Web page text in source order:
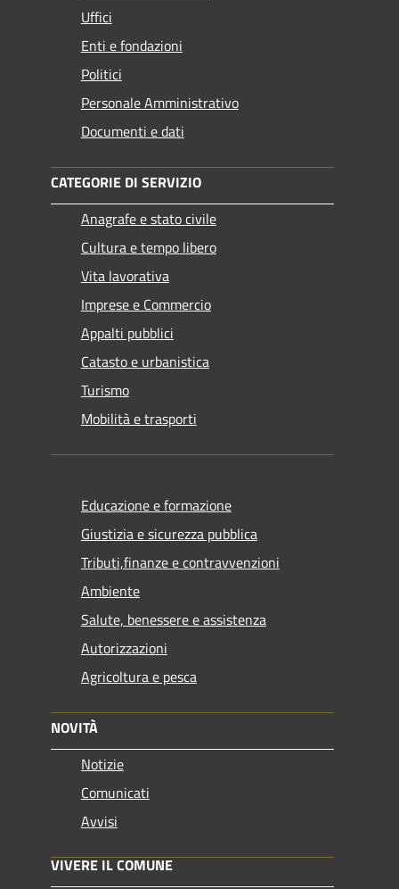
Uffici
Enti e fondazioni
Politici
Personale Amministrativo
Documenti e dati
CATEGORIE DI SERVIZIO
Anagrafe e stato civile
Cultura e tempo libero
Vita lavorativa
Imprese e Commercio
Appalti pubblici
Catasto e urbanistica
Turismo
Mobilità e trasporti
Educazione e formazione
Giustizia e sicurezza pubblica
Tributi,finanze e contravvenzioni
Ambiente
Salute, benessere e assistenza
Autorizzazioni
Agricoltura e pesca
NOVITÀ
Notizie
Comunicati
Avvisi
VIVERE IL COMUNE